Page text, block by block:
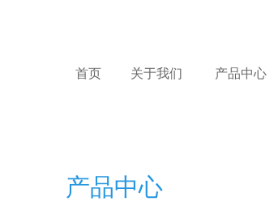
首页 关于我们 产品中心
产品中心